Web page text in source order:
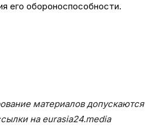
его обороноспособности.
материалов допускаются
на eurasia24.media